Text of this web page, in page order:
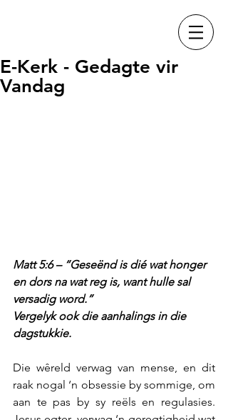
E-Kerk - Gedagte vir
Vandag
Matt 5:6 – “Geseënd is dié wat honger
en dors na wat reg is, want hulle sal
versadig word.”
Vergelyk ook die aanhalings in die
dagstukkie.
Die wêreld verwag van mense, en dit
raak nogal ‘n obsessie by sommige, om
aan te pas by sy reëls en regulasies.